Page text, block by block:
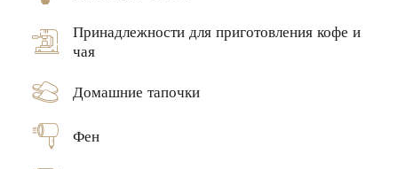
Принадлежности для приготовления кофе и
чая
Домашние тапочки
Фен